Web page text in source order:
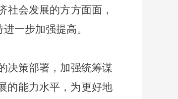
社会发展的方方面面，
一步加强提高。
决策部署，加强统筹谋
的能力水平，为更好地